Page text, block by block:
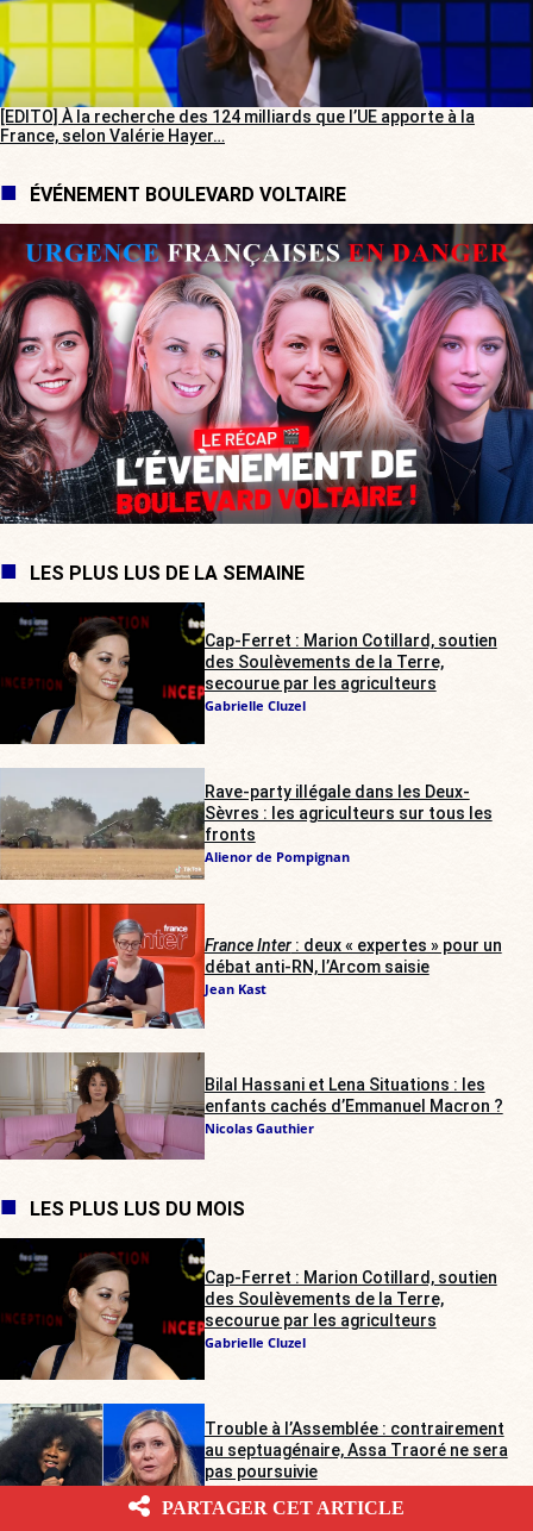
[EDITO] À la recherche des 124 milliards que l’UE apporte à la
France, selon Valérie Hayer…
ÉVÉNEMENT BOULEVARD VOLTAIRE
LES PLUS LUS DE LA SEMAINE
Cap-Ferret : Marion Cotillard, soutien
des Soulèvements de la Terre,
secourue par les agriculteurs
Gabrielle Cluzel
Rave-party illégale dans les Deux-
Sèvres : les agriculteurs sur tous les
fronts
Alienor de Pompignan
France Inter: deux « expertes » pour un
débat anti-RN, l’Arcom saisie
Jean Kast
Bilal Hassani et Lena Situations : les
enfants cachés d’Emmanuel Macron ?
Nicolas Gauthier
LES PLUS LUS DU MOIS
Cap-Ferret : Marion Cotillard, soutien
des Soulèvements de la Terre,
secourue par les agriculteurs
Gabrielle Cluzel
Trouble à l’Assemblée : contrairement
au septuagénaire, Assa Traoré ne sera
pas poursuivie
PARTAGER CET ARTICLE